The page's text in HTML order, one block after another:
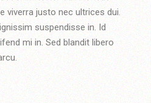
viverra justo nec ultrices dui.
suspendisse in. Id
mi in. Sed blandit libero